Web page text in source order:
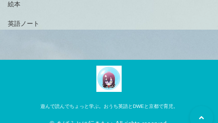
絵本
英語ノート
遊んで読んでちょっと学ぶ。おうち英語とDWEと京都で育児。